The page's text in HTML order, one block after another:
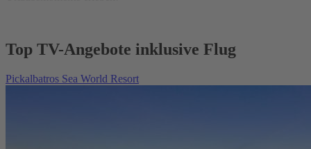
Top TV-Angebote inklusive Flug
Pickalbatros Sea World Resort